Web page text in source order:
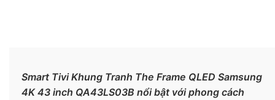
Smart Tivi Khung Tranh The Frame QLED Samsung
4K 43 inch QA43LS03B nổi bật với phong cách